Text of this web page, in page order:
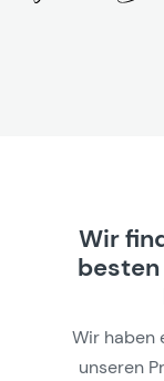
Wir
Wir haben
unseren